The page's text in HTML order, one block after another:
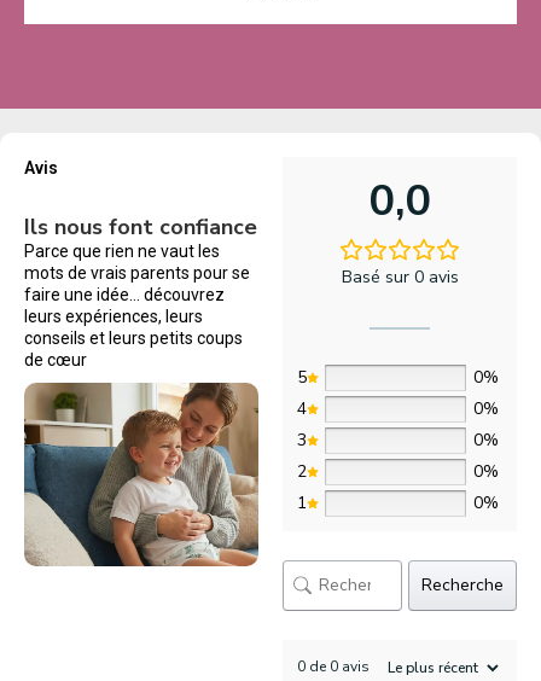
Avis
Ils nous font confiance
Parce que rien ne vaut les
mots de vrais parents pour se
faire une idée… découvrez
leurs expériences, leurs
conseils et leurs petits coups
de cœur
0,0
Basé sur 0 avis
5
0%
4
0%
3
0%
2
0%
1
0%
Recherche
0 de 0 avis